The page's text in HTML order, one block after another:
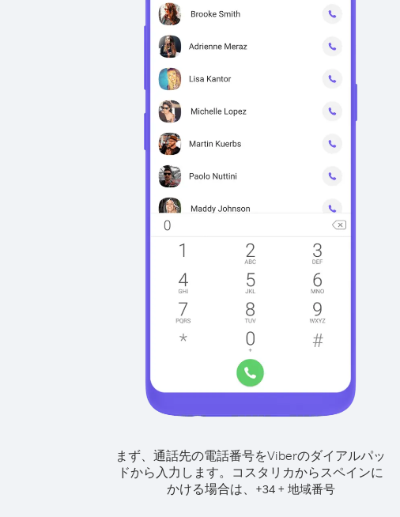
まず、通話先の電話番号をViberのダイアルパッ
ドから入力します。 コスタリカからスペインに
かける場合は、
+34+ 地域番号